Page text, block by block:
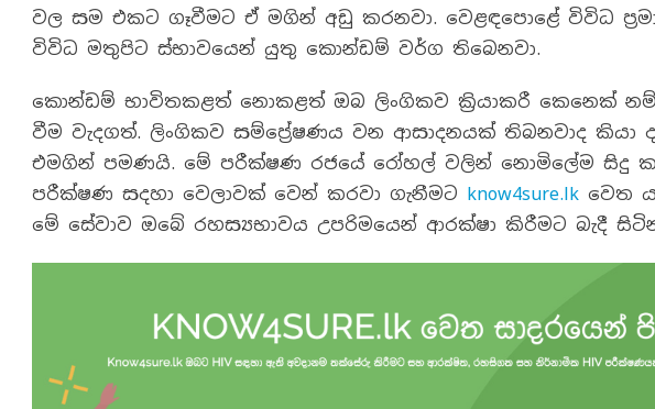
වල සම එකට ගෑවීමට ඒ මගින් අඩු කරනවා. වෙළඳපොළේ විවිධ
විවිධ මතුපිට ස්භාවයෙන් යුතු කොන්ඩම් වර්ග තිබෙනවා.
කොන්ඩම් භාවිතකළත් නොකළත් ඔබ ලිංගිකව ක්‍රියාකරී කෙනෙක්
වීම වැදගත්. ලිංගිකව සම්ප්‍රේෂණය වන ආසාදනයක් තිබනවාද කියා
එමගින් පමණයි. මේ පරීක්ෂණ රජයේ රෝහල් වලින් නොමිලේම සිදු
පරීක්ෂණ සදහා වෙලාවක් වෙන් කරවා ගැනීමට know4sure.lk වෙත
මේ සේවාව ඔබේ රහස්‍යභාවය උපරිමයෙන් ආරක්ෂා කිරීමට බැදී